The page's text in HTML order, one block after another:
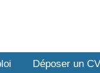
Déposer un CV